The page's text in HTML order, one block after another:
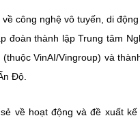
công nghệ vô tuyến, di
đoàn thành lập Trung tâm
VinAI/Vingroup) và
Độ.
về hoạt động và đề xuất